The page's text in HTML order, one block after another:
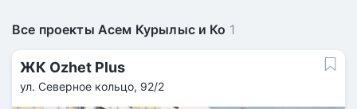
Все проекты Асем Курылыс и Ко 1
ЖК Ozhet Plus
ул. Северное кольцо, 92/2